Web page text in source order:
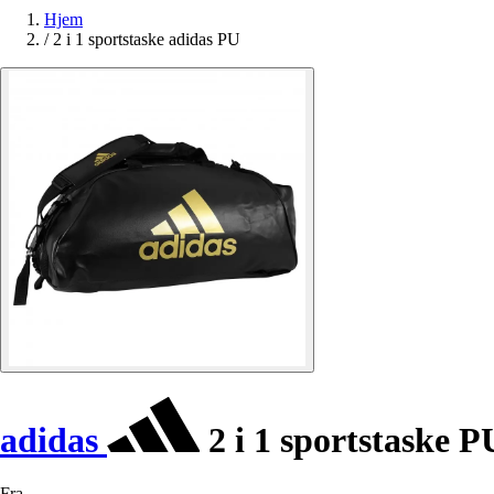
Hjem
/ 2 i 1 sportstaske adidas PU
adidas 2 i 1 sportstaske